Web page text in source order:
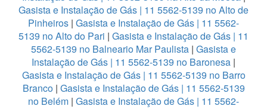
Gasista e Instalação de Gás | 11 5562-5139 no Alto de
Pinheiros | Gasista e Instalação de Gás | 11 5562-
5139 no Alto do Pari | Gasista e Instalação de Gás | 11
5562-5139 no Balneario Mar Paulista | Gasista e
Instalação de Gás | 11 5562-5139 no Baronesa |
Gasista e Instalação de Gás | 11 5562-5139 no Barro
Branco| Gasista e Instalação de Gás | 11 5562-5139
no Belém | Gasista e Instalação de Gás | 11 5562-